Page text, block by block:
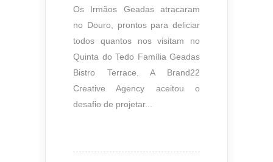
Os Irmãos Geadas atracaram
no Douro, prontos para deliciar
todos quantos nos visitam no
Quinta do Tedo Família Geadas
Bistro Terrace. A Brand22
Creative Agency aceitou o
desafio de projetar...